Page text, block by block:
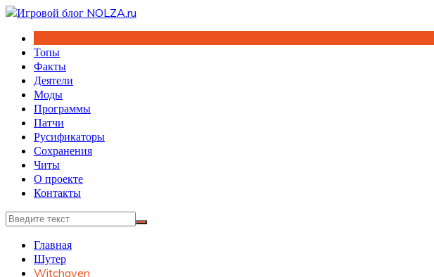
Перейти
содержимому
Топы
Факты
Деятели
Моды
Программы
Патчи
Русификаторы
Сохранения
Читы
О проекте
Контакты
Главная
Шутер
Witchaven